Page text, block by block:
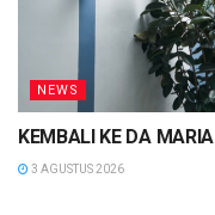
NEWS
KEMBALI KE DA MARIA
3 AGUSTUS 2026